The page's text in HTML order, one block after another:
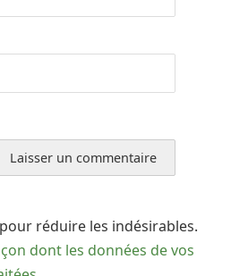
réduire les indésirables.
dont les données de vos